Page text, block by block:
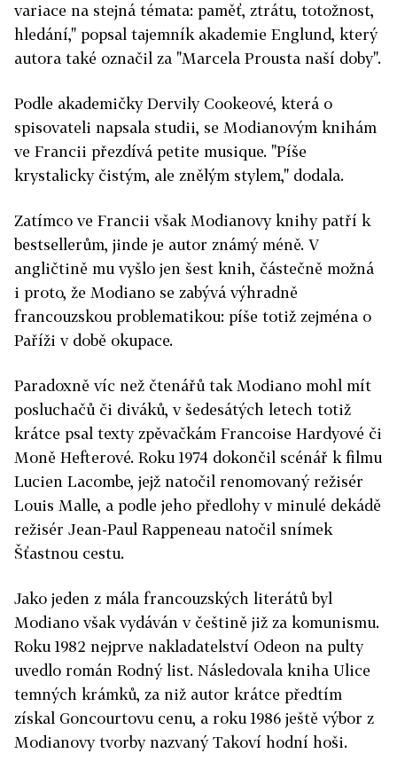
variace na stejná témata: paměť, ztrátu, totožnost,
hledání," popsal tajemník akademie Englund, který
autora také označil za "Marcela Prousta naší doby".
Podle akademičky Dervily Cookeové, která o
spisovateli napsala studii, se Modianovým knihám
ve Francii přezdívá petite musique. "Píše
krystalicky čistým, ale znělým stylem," dodala.
Zatímco ve Francii však Modianovy knihy patří k
bestsellerům, jinde je autor známý méně. V
angličtině mu vyšlo jen šest knih, částečně možná
i proto, že Modiano se zabývá výhradně
francouzskou problematikou: píše totiž zejména o
Paříži v době okupace.
Paradoxně víc než čtenářů tak Modiano mohl mít
posluchačů či diváků, v šedesátých letech totiž
krátce psal texty zpěvačkám Francoise Hardyové či
Moně Hefterové. Roku 1974 dokončil scénář k filmu
Lucien Lacombe, jejž natočil renomovaný režisér
Louis Malle, a podle jeho předlohy v minulé dekádě
režisér Jean-Paul Rappeneau natočil snímek
Šťastnou cestu.
Jako jeden z mála francouzských literátů byl
Modiano však vydáván v češtině již za komunismu.
Roku 1982 nejprve nakladatelství Odeon na pulty
uvedlo román Rodný list. Následovala kniha Ulice
temných krámků, za niž autor krátce předtím
získal Goncourtovu cenu, a roku 1986 ještě výbor z
Modianovy tvorby nazvaný Takoví hodní hoši.